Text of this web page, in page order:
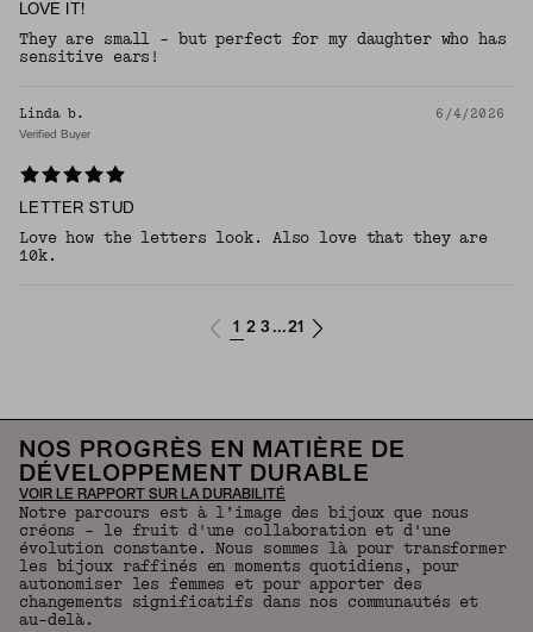
LOVE IT!
They are small - but perfect for my daughter who has
sensitive ears!
Linda b. 6/4/2026
Verified Buyer
LETTER STUD
Love how the letters look. Also love that they are
10k.
1 2 3 ...21
NOS PROGRÈS EN MATIÈRE DE
DÉVELOPPEMENT DURABLE
VOIR LE RAPPORT SUR LA DURABILITÉ
Notre parcours est à l’image des bijoux que nous
créons – le fruit d'une collaboration et d'une
évolution constante. Nous sommes là pour transformer
les bijoux raffinés en moments quotidiens, pour
autonomiser les femmes et pour apporter des
changements significatifs dans nos communautés et
au-delà.